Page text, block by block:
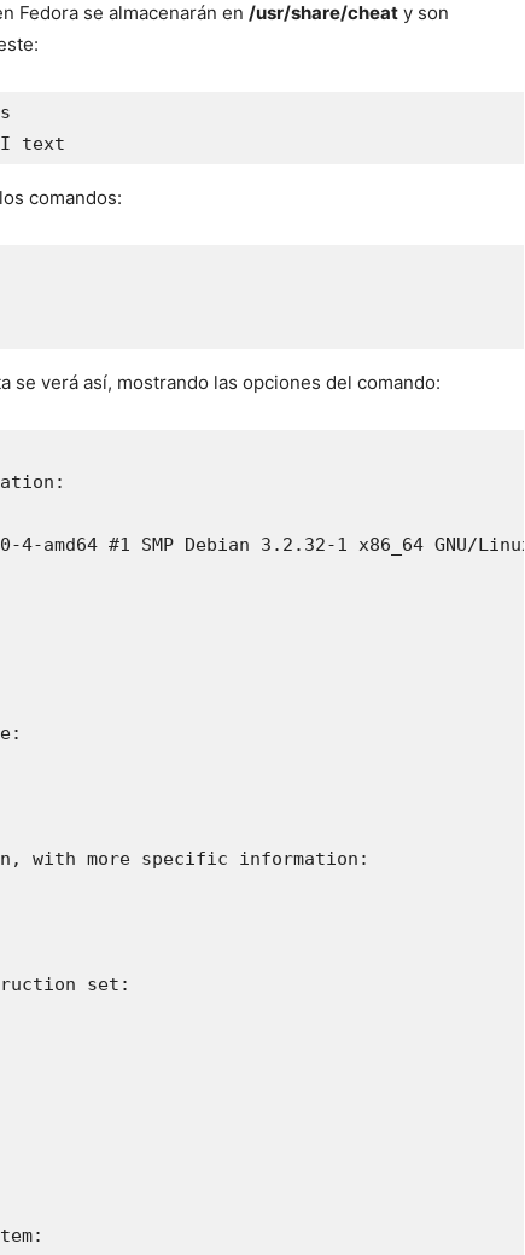
Fedora se almacenarán en /usr/share/cheat y son
text
comandos:
se verá así, mostrando las opciones del comando:
amd64 #1 SMP Debian 3.2.32-1 x86_64 GNU/Linux
with more specific information:
set: